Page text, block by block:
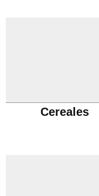
Cereales